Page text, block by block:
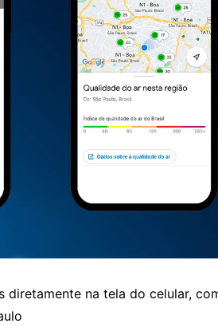
na tela do celular,